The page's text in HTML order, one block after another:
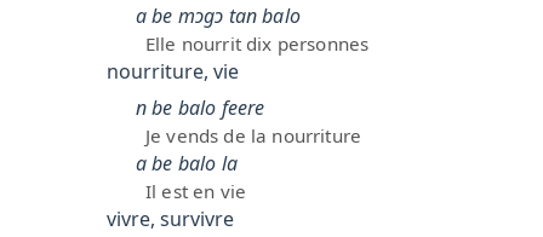
a be mɔgɔ tan balo
Elle nourrit dix personnes
nourriture, vie
n be balo feere
Je vends de la nourriture
a be balo la
Il est en vie
vivre, survivre